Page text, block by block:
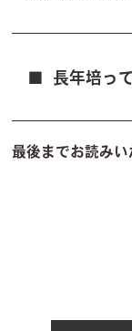
長年培っ
最後までお読みい